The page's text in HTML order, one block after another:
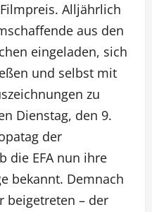
Alljährlich
aus den
eingeladen, sich
und selbst mit
zu
Dienstag, den 9.
der
die EFA nun ihre
bekannt. Demnach
beigetreten – der